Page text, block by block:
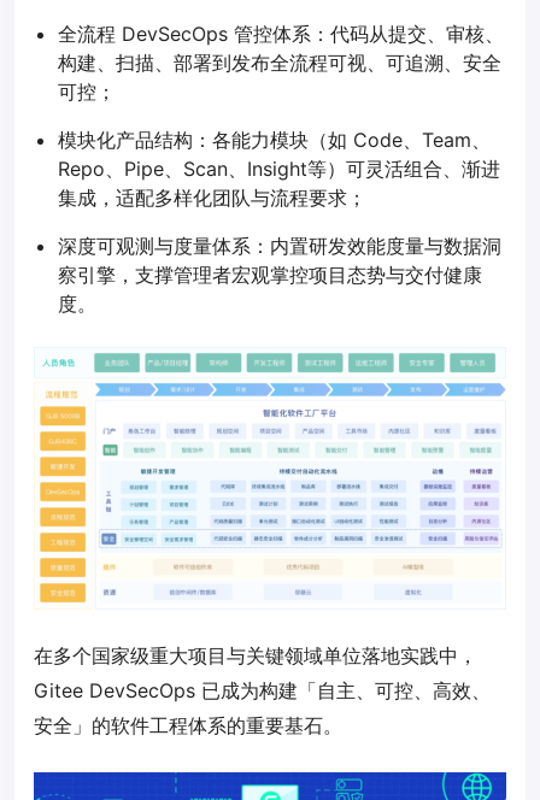
全流程 DevSecOps 管控体系：代码从提交、审核、
构建、扫描、部署到发布全流程可视、可追溯、安全
可控；
模块化产品结构：各能力模块（如 Code、Team、
Repo、Pipe、Scan、Insight等）可灵活组合、渐进
集成，适配多样化团队与流程要求；
深度可观测与度量体系：内置研发效能度量与数据洞
察引擎，支撑管理者宏观掌控项目态势与交付健康
度。
在多个国家级重大项目与关键领域单位落地实践中，
Gitee DevSecOps 已成为构建「自主、可控、高效、
安全」的软件工程体系的重要基石。